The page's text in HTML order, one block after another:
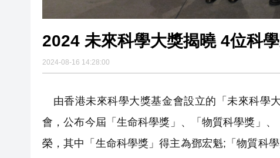
2024 未來科學大獎揭曉 4位科
2024-08-16 14:28:00
由香港未來科學大獎基金會設立的「未來科學
會，公布今屆「生命科學獎」、「物質科學獎」
榮，其中「生命科學獎」得主為鄧宏魁;「物質科